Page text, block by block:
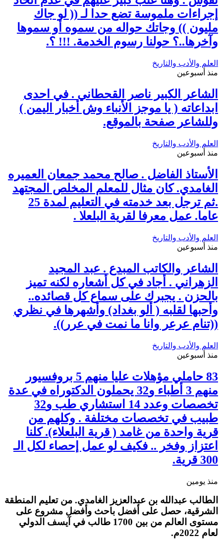
إجراءات ملموسة تضع حدا لـ (( لو جاك
مليون )) وجاتك حواله من سموه أو سموها
وآخرها..؟ حولنا رسوم الخدمة. !!! ؟.
العلم والأدب والتاريخ
منذ أسبوعين
الشاعر الكبير ناصر القحطاني . في احدى
ابداعاته ( يا موجز الأنباء وش أخبار اليمن )
وللشاعر صفحة بالموقع.
العلم والأدب والتاريخ
منذ أسبوعين
الأستاذ الفاضل . صالح محمد جمعان العميره
الغامدي. كان مثال للمعلم المخلص المجتهد
.ثم ترجل بعد خدمته في التعليم لمدة 25
عاما. عمل معرفا لقرية البلعلا .
العلم والأدب والتاريخ
منذ أسبوعين
الشاعر والكاتب المبدع . عبد المجيد
الزهراني . أجاد في كل أشعاره لكنه تميز
بالحزن . يجبرك على سماع كل قصائده..
وأحبها لقلبه ( ألو بغداد) وأشهرها في نظري
((تنام عرعر وانا ما نمت في عرر)).
العلم والأدب والتاريخ
منذ أسبوعين
83 حاملي مؤهلات عليا منهم 5 بروفسيور
منهم 3 أطباء و32 يحملون الدكتوراه في عدة
تخصصات وعدد 14 استشاري طب و32
طبيب في تخصصات مختلفة . وكلهم من
قرية واحدة من غامد ( قرية البلعلاء). كلنا
اعتزاز وفخر .. فكيف لو عمل إحصاء لكل الـ
300 قرية.
منذ يومين
الطالب عبدالله بن عبدالعزيز الغامدي. من تعليم المنطقة
الشرقية، حصل على أفضل باحث وأفضل مشروع على
مستوى العالم من بين 1700 طالب في آيسف الدولي
لعام 2022م.